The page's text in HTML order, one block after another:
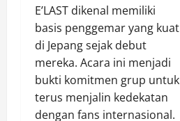
E’LAST dikenal memiliki
basis penggemar yang kuat
di Jepang sejak debut
mereka. Acara ini menjadi
bukti komitmen grup untuk
terus menjalin kedekatan
dengan fans internasional.